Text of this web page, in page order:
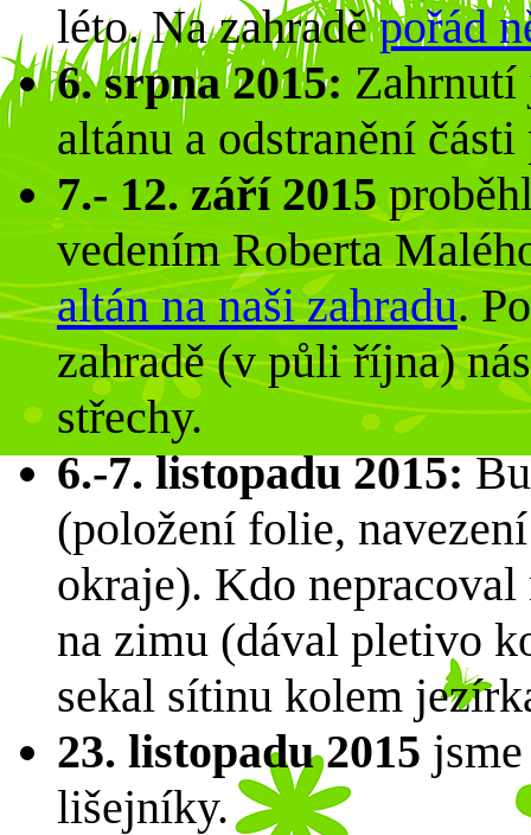
léto. Na zahraděpořád
6. srpna 2015: Zahrnutí
altánu a odstranění
7.- 12. září 2015
vedením Roberta
altán na naši zahradu.
zahradě (v půli října)
střechy.
6.-7. listopadu 2015:
(položení folie,
okraje). Kdo
na zimu (dával pletivo
sekal sítinu kolem
23. listopadu 2015
lišejníky.